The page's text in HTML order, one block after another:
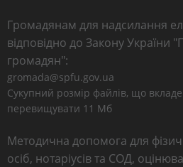
Громадянам для надсилання
відповідно до Закону України
громадян":
gromada@spfu.gov.ua
Сукупний розмір файлів, що
перевищувати 11 Мб
Методична допомога для
осіб, нотаріусів та СОД,